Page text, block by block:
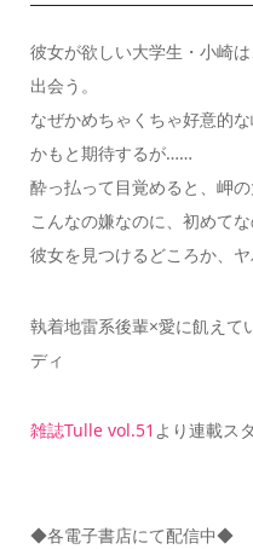
彼女が欲しい大学生・小崎
出会う。
なぜかめちゃくちゃ好意的
かもと期待するが……
酔っ払って目覚めると、岬
こんなの嫌なのに、初めて
彼女を見つけるどころか、
執着地雷系後輩×愛に飢え
ディ
雑誌Tulle vol.51 より連載ス
◆各電子書店にて配信中◆